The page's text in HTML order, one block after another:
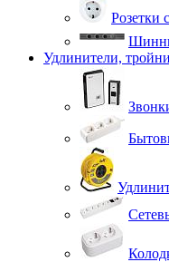
Розетки
Удлинители,